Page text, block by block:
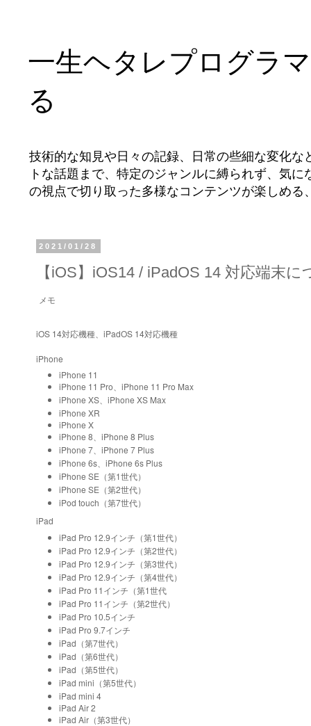
一生ヘタレプログラ
る
技術的な知見や日々の記録、日常の些細な変化
トな話題まで、特定のジャンルに縛られず、気
の視点で切り取った多様なコンテンツが楽しめ
2021/01/28
【iOS】iOS14 / iPadOS 14 対応端末に
メモ
iOS 14対応機種、iPadOS 14対応機種
iPhone
iPhone 11
iPhone 11 Pro、iPhone 11 Pro Max
iPhone XS、iPhone XS Max
iPhone XR
iPhone X
iPhone 8、iPhone 8 Plus
iPhone 7、iPhone 7 Plus
iPhone 6s、iPhone 6s Plus
iPhone SE（第1世代）
iPhone SE（第2世代）
iPod touch（第7世代）
iPad
iPad Pro 12.9インチ（第1世代）
iPad Pro 12.9インチ（第2世代）
iPad Pro 12.9インチ（第3世代）
iPad Pro 12.9インチ（第4世代）
iPad Pro 11インチ（第1世代
iPad Pro 11インチ（第2世代）
iPad Pro 10.5インチ
iPad Pro 9.7インチ
iPad（第7世代）
iPad（第6世代）
iPad（第5世代）
iPad mini（第5世代）
iPad mini 4
iPad Air 2
iPad Air （第3世代）